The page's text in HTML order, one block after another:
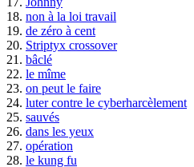
18. non à la loi travail
19. de zéro à cent
20. Striptyx crossover
21. bâclé
22. le mîme
23. on peut le faire
24. luter contre le cyberharcèlement
25. sauvés
26. dans les yeux
27. opération
28. le kung fu